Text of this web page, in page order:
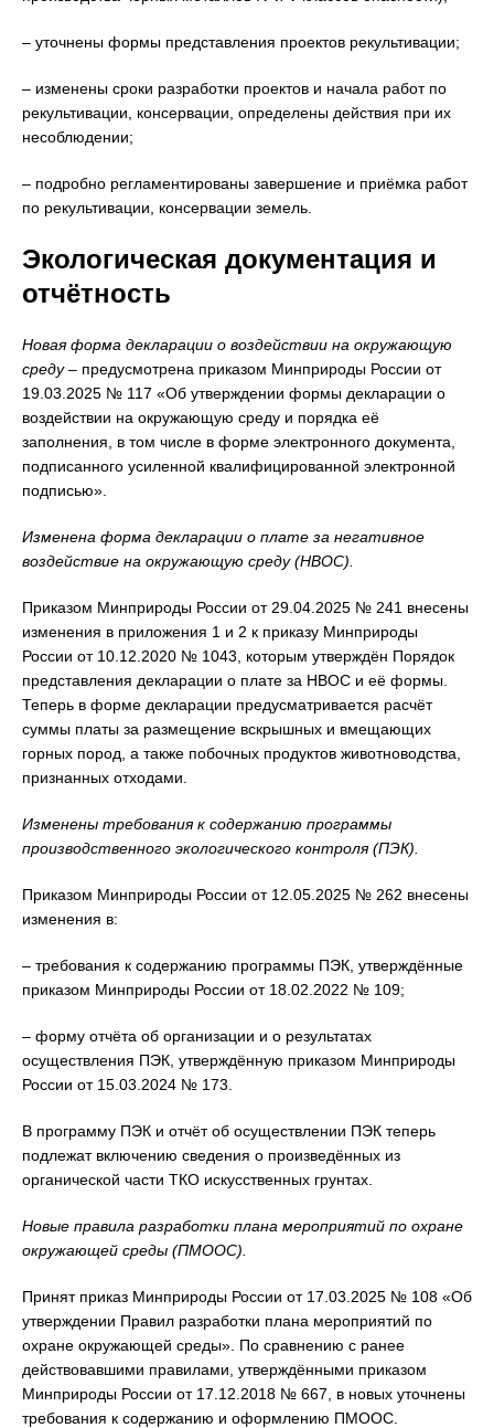
– уточнены формы представления проектов рекультивации;
– изменены сроки разработки проектов и начала работ по
рекультивации, консервации, определены действия при их
несоблюдении;
– подробно регламентированы завершение и приёмка работ
по рекультивации, консервации земель.
Экологическая документация и
отчётность
Новая форма декларации о воздействии на окружающую
среду– предусмотрена приказом Минприроды России от
19.03.2025 № 117 «Об утверждении формы декларации о
воздействии на окружающую среду и порядка её
заполнения, в том числе в форме электронного документа,
подписанного усиленной квалифицированной электронной
подписью».
Изменена форма декларации о плате за негативное
воздействие на окружающую среду (НВОС).
Приказом Минприроды России от 29.04.2025 № 241 внесены
изменения в приложения 1 и 2 к приказу Минприроды
России от 10.12.2020 № 1043, которым утверждён Порядок
представления декларации о плате за НВОС и её формы.
Теперь в форме декларации предусматривается расчёт
суммы платы за размещение вскрышных и вмещающих
горных пород, а также побочных продуктов животноводства,
признанных отходами.
Изменены требования к содержанию программы
производственного экологического контроля (ПЭК).
Приказом Минприроды России от 12.05.2025 № 262 внесены
изменения в:
– требования к содержанию программы ПЭК, утверждённые
приказом Минприроды России от 18.02.2022 № 109;
– форму отчёта об организации и о результатах
осуществления ПЭК, утверждённую приказом Минприроды
России от 15.03.2024 № 173.
В программу ПЭК и отчёт об осуществлении ПЭК теперь
подлежат включению сведения о произведённых из
органической части ТКО искусственных грунтах.
Новые правила разработки плана мероприятий по охране
окружающей среды (ПМООС).
Принят приказ Минприроды России от 17.03.2025 № 108 «Об
утверждении Правил разработки плана мероприятий по
охране окружающей среды». По сравнению с ранее
действовавшими правилами, утверждёнными приказом
Минприроды России от 17.12.2018 № 667, в новых уточнены
требования к содержанию и оформлению ПМООС.